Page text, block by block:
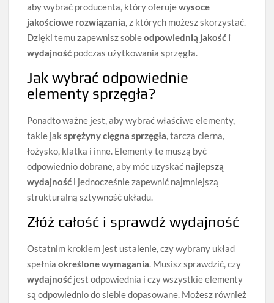
aby wybrać producenta, który oferujewysoce
jakościowe rozwiązania, z których możesz skorzystać.
Dzięki temu zapewnisz sobieodpowiednią jakość i
wydajność podczas użytkowania sprzęgła.
Jak wybrać odpowiednie
elementy sprzęgła?
Ponadto ważne jest, aby wybrać właściwe elementy,
takie jaksprężyny cięgna sprzęgła, tarcza cierna,
łożysko, klatka i inne. Elementy te muszą być
odpowiednio dobrane, aby móc uzyskać najlepszą
wydajność i jednocześnie zapewnić najmniejszą
strukturalną sztywność układu.
Złóż całość i sprawdź wydajność
Ostatnim krokiem jest ustalenie, czy wybrany układ
spełniaokreślone wymagania. Musisz sprawdzić, czy
wydajność jest odpowiednia i czy wszystkie elementy
są odpowiednio do siebie dopasowane. Możesz również